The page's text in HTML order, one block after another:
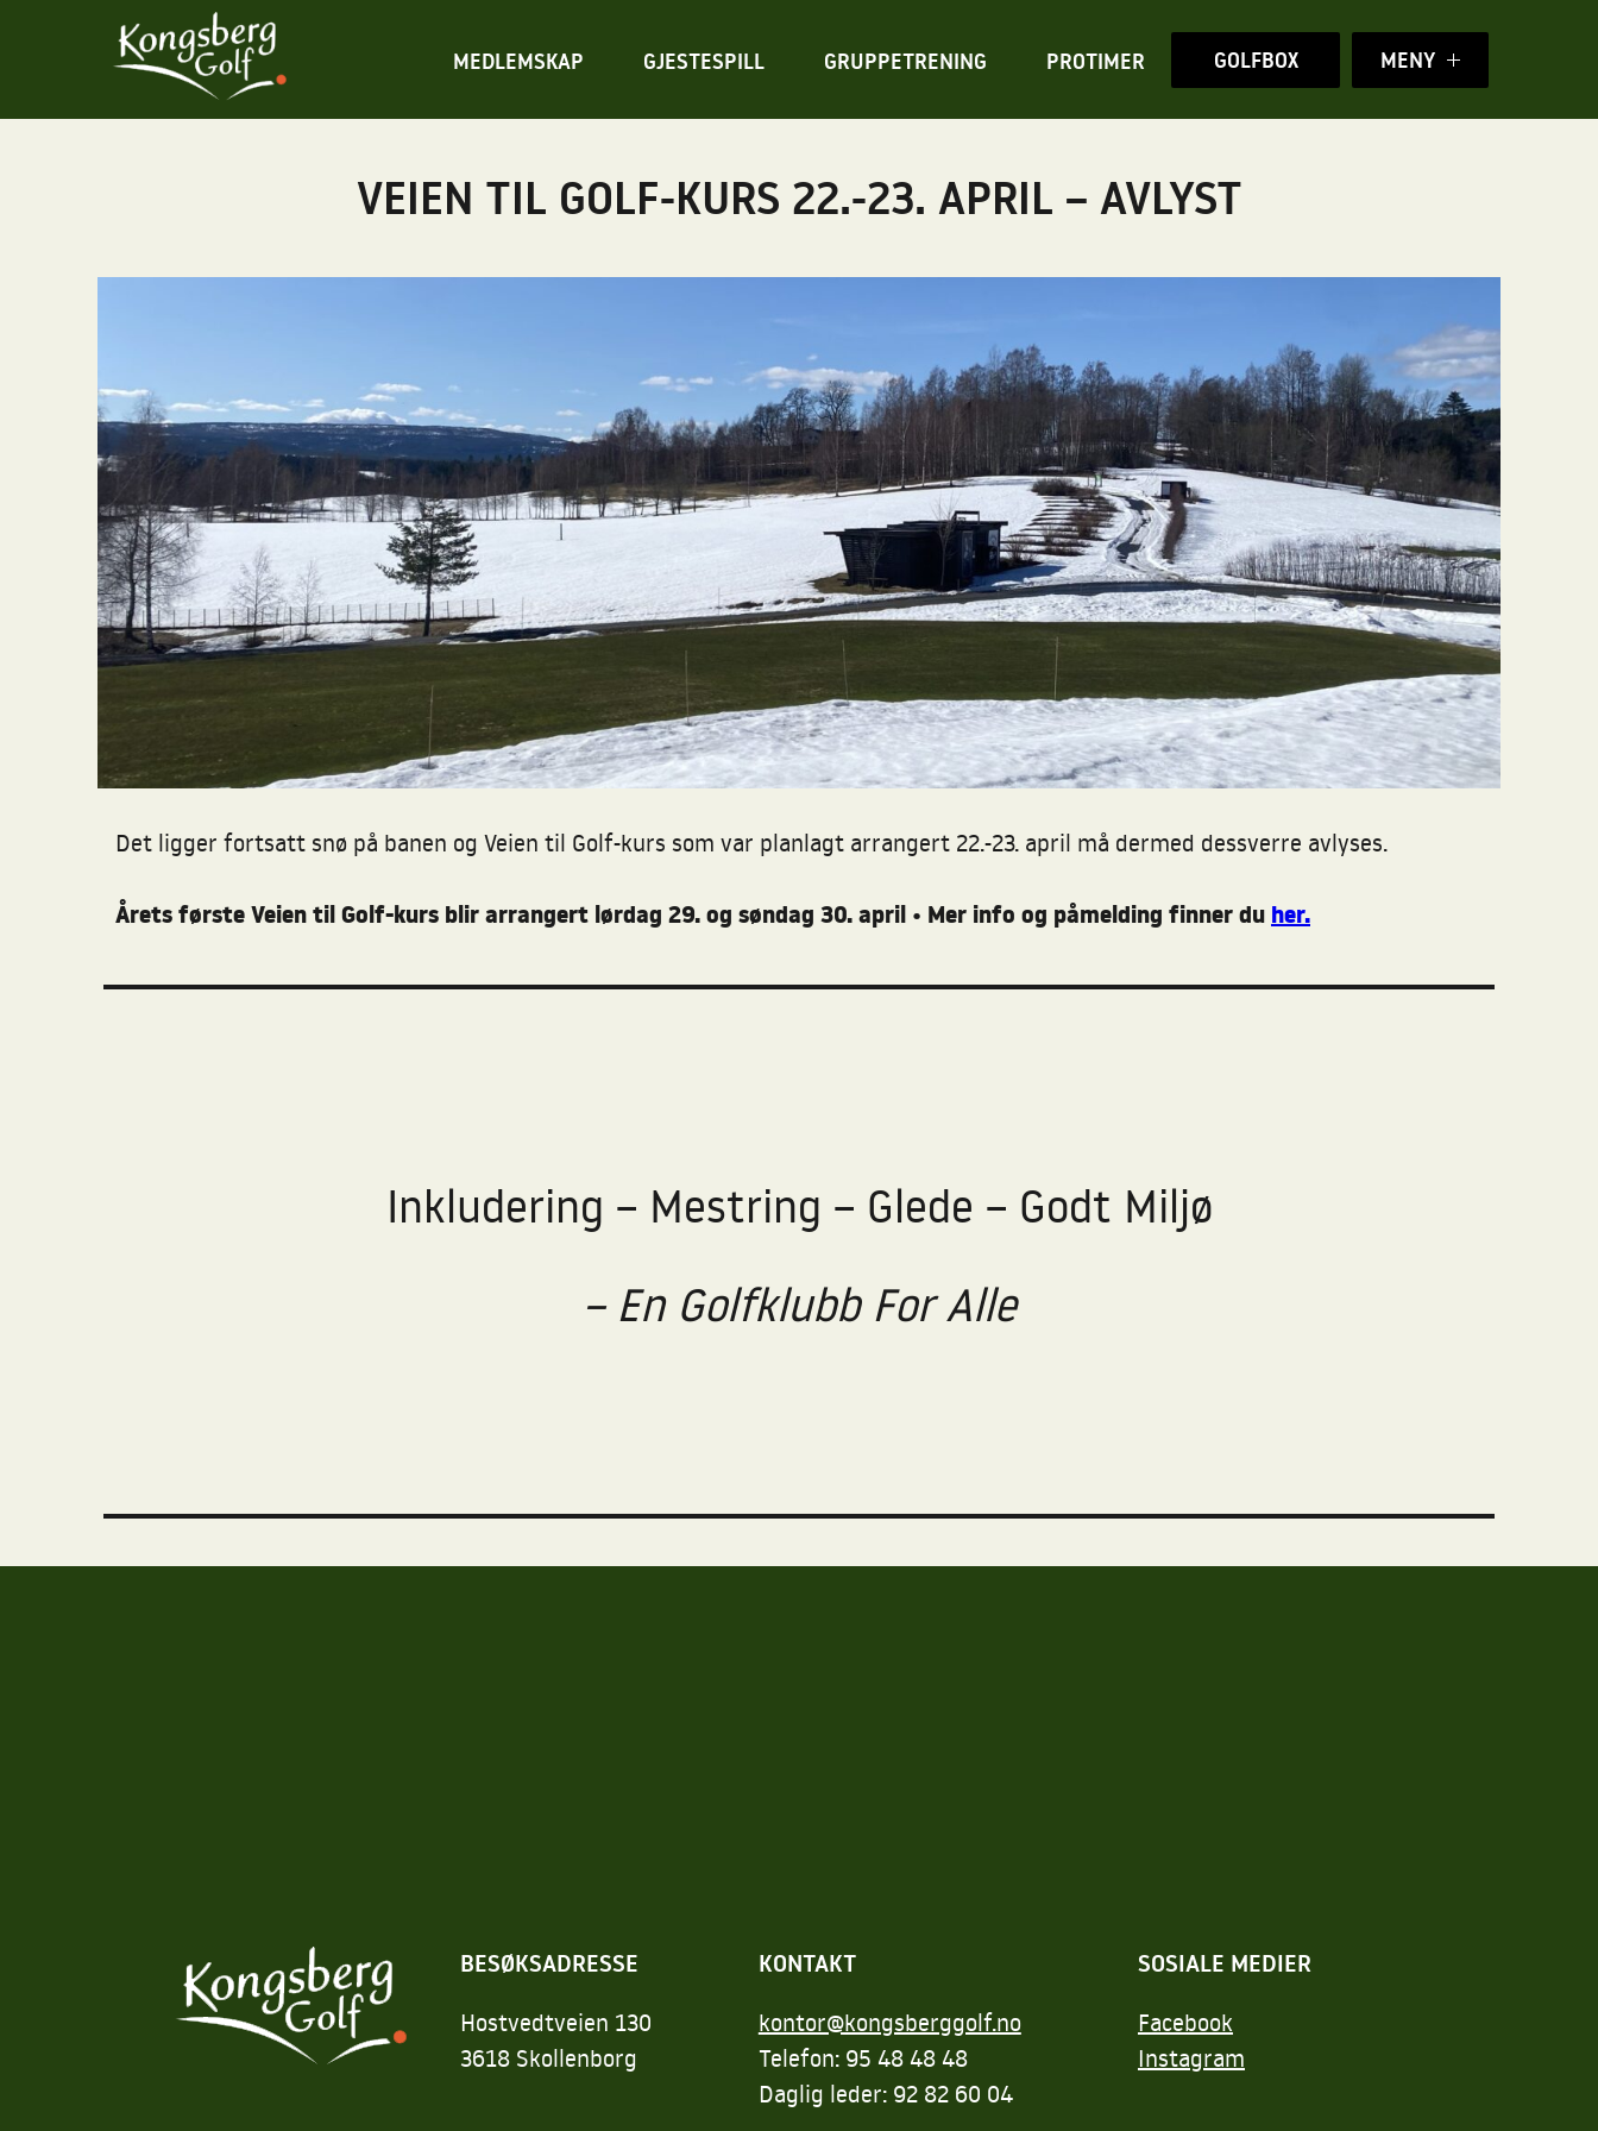
MEDLEMSKAP GJESTESPILL GRUPPETRENING PROTIMER GOLFBOX MENY
VEIEN TIL GOLF-KURS 22.-23. APRIL – AVLYST
Det ligger fortsatt snø på banen og Veien til Golf-kurs som var planlagt arrangert 22.-23. april må dermed dessverre avlyses.
Årets første Veien til Golf-kurs blir arrangert lørdag 29. og søndag 30. april • Mer info og påmelding finner duher.
Inkludering – Mestring – Glede – Godt Miljø
– En Golfklubb For Alle
BESØKSADRESSE
Hostvedtveien 130
3618 Skollenborg
KONTAKT
kontor@kongsberggolf.no
Telefon: 95 48 48 48
Daglig leder: 92 82 60 04
SOSIALE MEDIER
Facebook
Instagram